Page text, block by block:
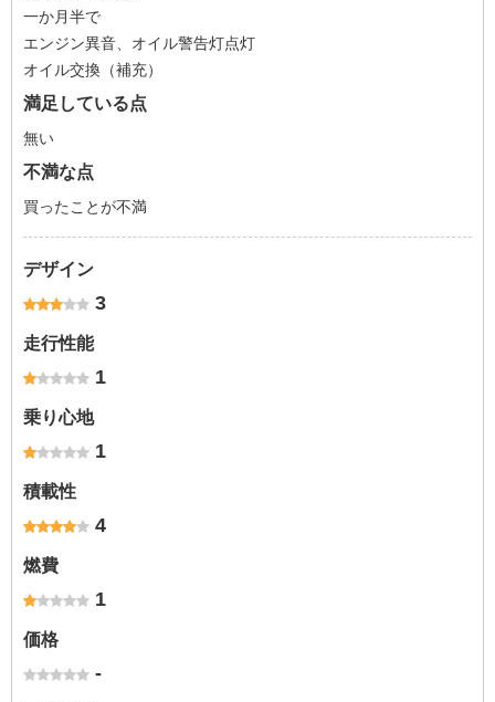
一か月半で
エンジン異音、オイル警告灯点灯
オイル交換（補充）
満足している点
無い
不満な点
買ったことが不満
デザイン
3
走行性能
1
乗り心地
1
積載性
4
燃費
1
価格
-